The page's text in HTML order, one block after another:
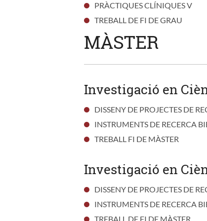
PRÀCTIQUES CLÍNIQUES V
TREBALL DE FI DE GRAU
MÀSTER
Investigació en
DISSENY DE PROJECTES DE
INSTRUMENTS DE RECERCA
TREBALL FI DE MÀSTER
Investigació en
DISSENY DE PROJECTES DE
INSTRUMENTS DE RECERCA
TREBALL DE FI DE MÀSTER